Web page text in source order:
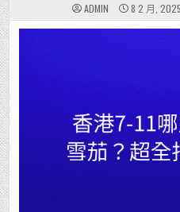
ADMIN 8 2 月, 2025